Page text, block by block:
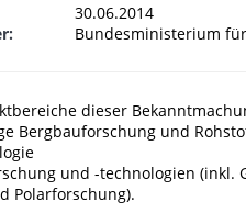
30.06.2014
Bundesministerium
dieser
Bergbauforschung und
und -technologien (inkl.
Polarforschung).